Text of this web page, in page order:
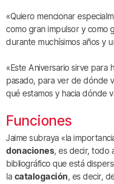
«Quiero mencionar
como gran impulsor y como
durante muchísimos años y
«Este Aniversario sirve para
pasado, para ver de dónde
qué estamos y hacia dónde
Funciones
Jaime subraya «la
donaciones, es decir, todo
bibliográfico que está
la catalogación, es decir,